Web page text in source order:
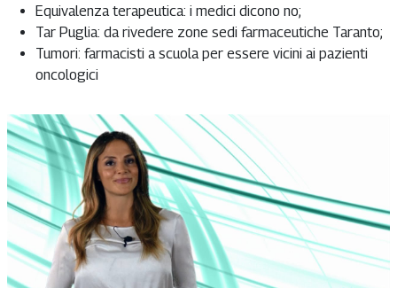
Equivalenza terapeutica: i medici dicono no;
Tar Puglia: da rivedere zone sedi farmaceutiche Taranto;
Tumori: farmacisti a scuola per essere vicini ai pazienti
oncologici